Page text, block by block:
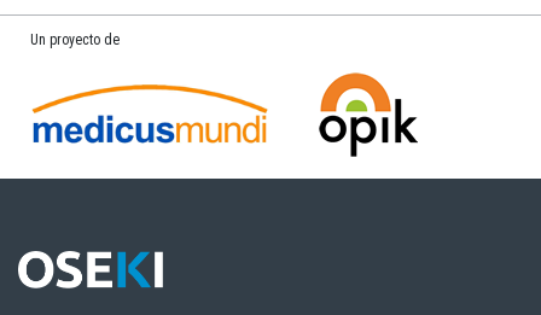
Un proyecto de